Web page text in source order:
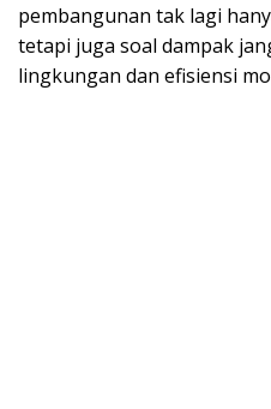
pembangunan tak lagi
tetapi juga soal dampak
lingkungan dan efisiensi